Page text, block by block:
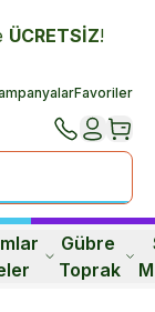
ÜCRETSİZ!
Favoriler
Gübre
Toprak